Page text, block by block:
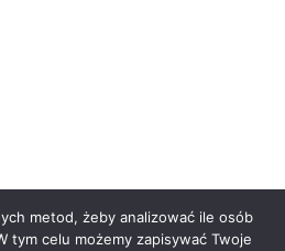
metod, żeby analizować ile osób
tym celu możemy zapisywać Twoje